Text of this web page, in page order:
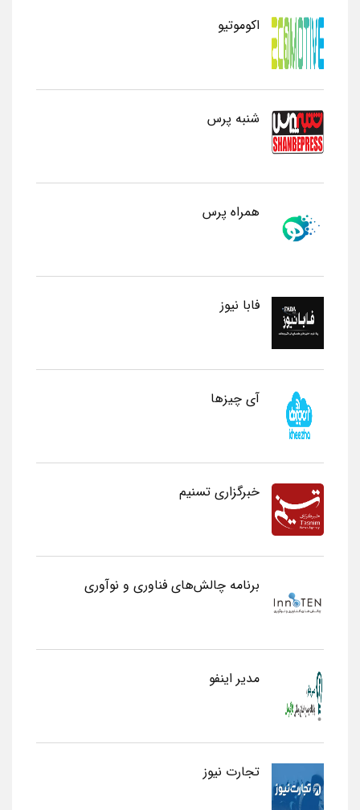
اکوموتیو
شنبه پرس
همراه پرس
فابا نیوز
آی چیزها
خبرگزاری تسنیم
برنامه چالش‌های فناوری و نوآوری
مدیر اینفو
تجارت نیوز